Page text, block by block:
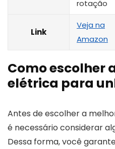
rotação
Link
Veja na
Amazon
Como escolher
elétrica para
Antes de escolher a
é necessário considerar
Dessa forma, você